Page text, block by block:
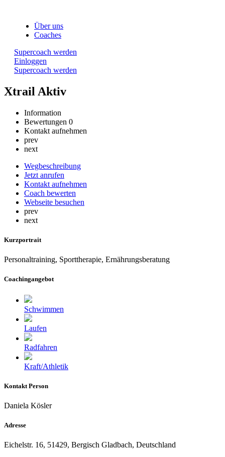
Über uns
Coaches
Supercoach werden
Einloggen
Supercoach werden
Xtrail Aktiv
Information
Bewertungen 0
Kontakt aufnehmen
prev
next
Wegbeschreibung
Jetzt anrufen
Kontakt aufnehmen
Coach bewerten
Webseite besuchen
prev
next
Kurzportrait
Personaltraining, Sporttherapie, Ernährungsberatung
Coachingangebot
Schwimmen
Laufen
Radfahren
Kraft/Athletik
Kontakt Person
Daniela Kösler
Adresse
Eichelstr. 16, 51429, Bergisch Gladbach, Deutschland